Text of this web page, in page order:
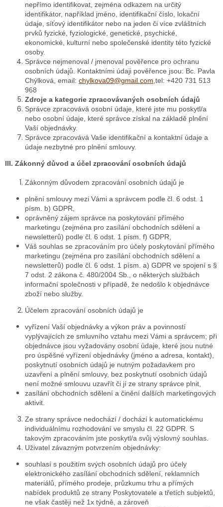
nepřímo identifikovat, zejména odkazem na určitý
identifikátor, například jméno, identifikační číslo, lokační
údaje, síťový identifikátor nebo na jeden či více zvláštních
prvků fyzické, fyziologické, genetické, psychické,
ekonomické, kulturní nebo společenské identity této fyzické
osoby.
Správce nejmenoval / jmenoval pověřence pro ochranu
osobních údajů. Kontaktními údaji pověřence jsou: Bc. Pavla
Chýlková, email: chylkova09@gmail.com,tel: +420 731 513
968
Zdroje a kategorie zpracovávaných osobních údajů
Správce zpracovává osobní údaje, které jste mu poskytl/a
nebo osobní údaje, které správce získal na základě plnění
Vaší objednávky.
Správce zpracovává Vaše identifikační a kontaktní údaje a
údaje nezbytné pro plnění smlouvy.
III. Zákonný důvod a účel zpracování osobních údajů
Zákonným důvodem zpracování osobních údajů je
plnění smlouvy mezi Vámi a správcem podle čl. 6 odst. 1
písm. b) GDPR,
oprávněný zájem správce na poskytování přímého
marketingu (zejména pro zasílání obchodních sdělení a
newsletterů) podle čl. 6 odst. 1 písm. f) GDPR,
Váš souhlas se zpracováním pro účely poskytování přímého
marketingu (zejména pro zasílání obchodních sdělení a
newsletterů) podle čl. 6 odst. 1 písm. a) GDPR ve spojení s §
7 odst. 2 zákona č. 480/2004 Sb., o některých službách
informační společnosti v případě, že nedošlo k objednávce
zboží nebo služby.
Účelem zpracování osobních údajů je
vyřízení Vaší objednávky a výkon práv a povinností
vyplývajících ze smluvního vztahu mezi Vámi a správcem; při
objednávce jsou vyžadovány osobní údaje, které jsou nutné
pro úspěšné vyřízení objednávky (jméno a adresa, kontakt),
poskytnutí osobních údajů je nutným požadavkem pro
uzavření a plnění smlouvy, bez poskytnutí osobních údajů
není možné smlouvu uzavřít či jí ze strany správce plnit,
zasílání obchodních sdělení a činění dalších marketingových
aktivit.
Ze strany správce nedochází / dochází k automatickému
individuálnímu rozhodování ve smyslu čl. 22 GDPR. S
takovým zpracováním jste poskytl/a svůj výslovný souhlas.
Uživatel závazným potvrzením objednávky:
souhlasí s použitím svých osobních údajů pro účely
elektronického zasílání obchodních sdělení, reklamních
materiálů, přímého prodeje, průzkumu trhu a přímých
nabídek produktů ze strany Poskytovatele a třetích subjektů,
ne však častěji než 1x týdně, a zároveň